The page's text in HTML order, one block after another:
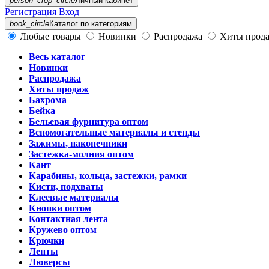
Регистрация Вход
book_circleКаталог по категориям
Любые товары Новинки Распродажа
Хиты
Весь каталог
Новинки
Распродажа
Хиты продаж
Бахрома
Бейка
Бельевая фурнитура оптом
Вспомогательные материалы и стенды
Зажимы, наконечники
Застежка-молния оптом
Кант
Карабины, кольца, застежки, рамки
Кисти, подхваты
Клеевые материалы
Кнопки оптом
Контактная лента
Кружево оптом
Крючки
Ленты
Люверсы